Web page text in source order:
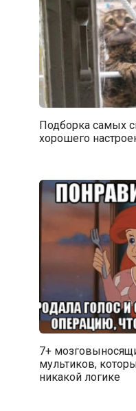
Подборка самых
хорошего
7+
мультиков,
никакой логике